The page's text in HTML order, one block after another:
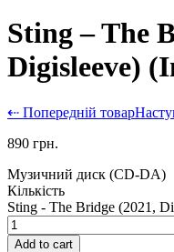
Sting – The
Digisleeve)
⇠ Попередній товар
890 грн.
Музичний диск (CD-DA)
Кількість
Sting - The Bridge (2021,
Add to cart